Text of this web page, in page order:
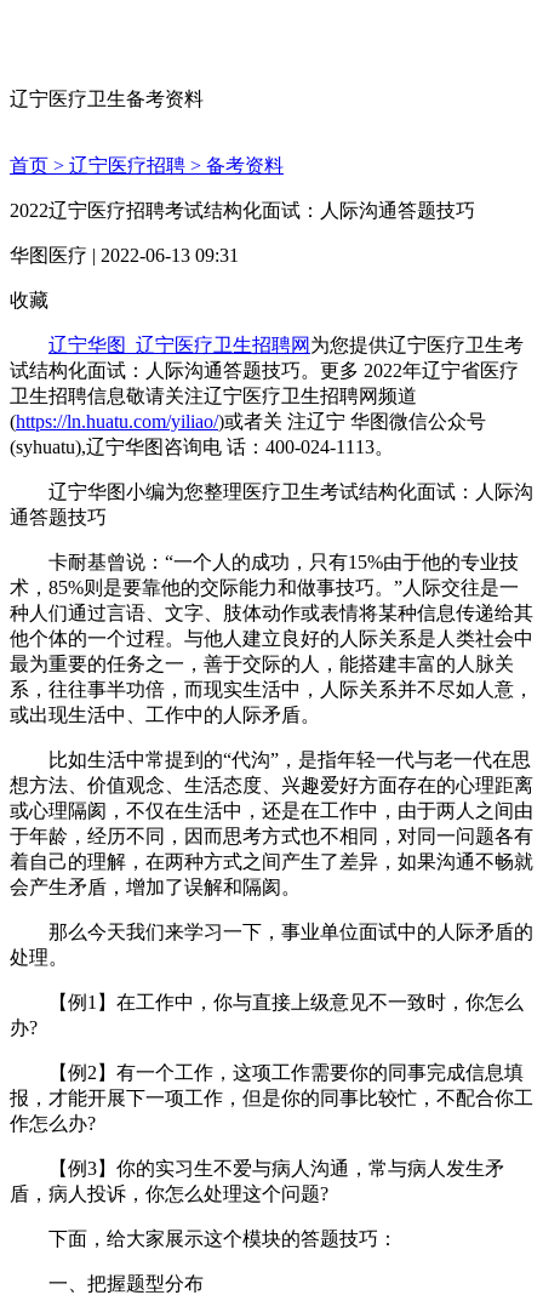
辽宁医疗卫生备考资料
首页 > 辽宁医疗招聘 > 备考资料
2022辽宁医疗招聘考试结构化面试：人际沟通答题技巧
华图医疗 | 2022-06-13 09:31
收藏
辽宁华图_辽宁医疗卫生招聘网 为您提供辽宁医疗卫生考
试结构化面试：人际沟通答题技巧。更多 2022年辽宁省医疗
卫生招聘信息敬请关注辽宁医疗卫生招聘网频道
(https://ln.huatu.com/yiliao/)或者关 注辽宁 华图微信公众号
(syhuatu),辽宁华图咨询电 话：400-024-1113。
辽宁华图小编为您整理医疗卫生考试结构化面试：人际沟
通答题技巧
卡耐基曾说：“一个人的成功，只有15%由于他的专业技
术，85%则是要靠他的交际能力和做事技巧。”人际交往是一
种人们通过言语、文字、肢体动作或表情将某种信息传递给其
他个体的一个过程。与他人建立良好的人际关系是人类社会中
最为重要的任务之一，善于交际的人，能搭建丰富的人脉关
系，往往事半功倍，而现实生活中，人际关系并不尽如人意，
或出现生活中、工作中的人际矛盾。
比如生活中常提到的“代沟”，是指年轻一代与老一代在思
想方法、价值观念、生活态度、兴趣爱好方面存在的心理距离
或心理隔阂，不仅在生活中，还是在工作中，由于两人之间由
于年龄，经历不同，因而思考方式也不相同，对同一问题各有
着自己的理解，在两种方式之间产生了差异，如果沟通不畅就
会产生矛盾，增加了误解和隔阂。
那么今天我们来学习一下，事业单位面试中的人际矛盾的
处理。
【例1】在工作中，你与直接上级意见不一致时，你怎么
办?
【例2】有一个工作，这项工作需要你的同事完成信息填
报，才能开展下一项工作，但是你的同事比较忙，不配合你工
作怎么办?
【例3】你的实习生不爱与病人沟通，常与病人发生矛
盾，病人投诉，你怎么处理这个问题?
下面，给大家展示这个模块的答题技巧：
一、把握题型分布